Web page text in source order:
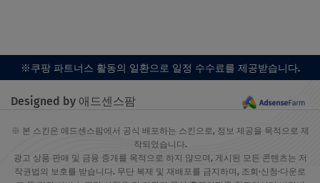
※쿠팡 파트너스 활동의 일환으로 일정 수수료를 제공받습니다.
Designed by 애드센스팜
※ 본 스킨은 애드센스팜에서 공식 배포하는 스킨으로, 정보 제공을 목적으로 제
작되었습니다.
광고 상품 판매 및 금융 중개를 목적으로 하지 않으며, 게시된 모든 콘텐츠는 저
작권법의 보호를 받습니다. 무단 복제 및 재배포를 금지하며, 조회·신청·다운로